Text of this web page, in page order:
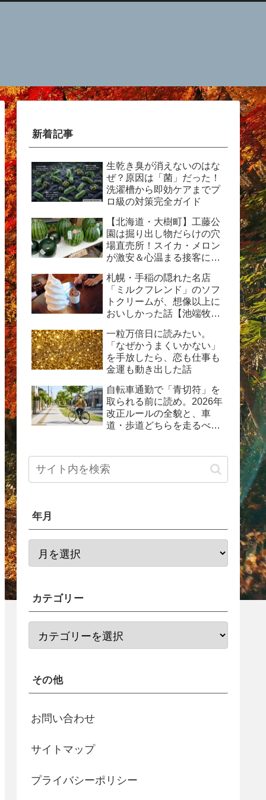
新着記事
生乾き臭が消えないのはな
ぜ？原因は「菌」だった！
洗濯槽から即効ケアまでプ
ロ級の対策完全ガイド
【北海道・大樹町】工藤公
園は掘り出し物だらけの穴
場直売所！スイカ・メロン
が激安＆心温まる接客に感
札幌・手稲の隠れた名店
「ミルクフレンド」のソフ
トクリームが、想像以上に
おいしかった話【池端牧場
一粒万倍日に読みたい。
「なぜかうまくいかない」
を手放したら、恋も仕事も
金運も動き出した話
自転車通勤で「青切符」を
取られる前に読め。2026年
改正ルールの全貌と、車
道・歩道どちらを走るべき
年月
カテゴリー
その他
お問い合わせ
サイトマップ
プライバシーポリシー